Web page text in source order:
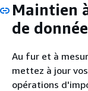
Maintien
de
Au fur et à
mettez à jour
opérations